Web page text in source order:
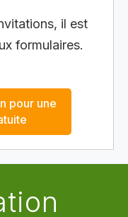
il est
formulaires.
pour une